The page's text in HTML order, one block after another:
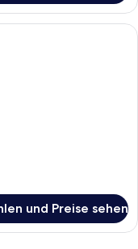
mit Bett, Sessel, Tisch,
und Preise sehen